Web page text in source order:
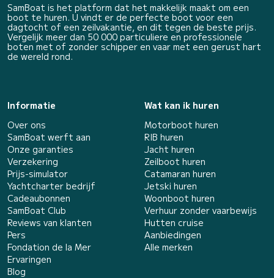
SamBoat is het platform dat het makkelijk maakt om een
boot te huren. U vindt er de perfecte boot voor een
dagtocht of een zeilvakantie, en dit tegen de beste prijs.
Vergelijk meer dan 50 000 particuliere en professionele
boten met of zonder schipper en vaar met een gerust hart
de wereld rond.
Informatie
Over ons
SamBoat werft aan
Onze garanties
Verzekering
Prijs-simulator
Yachtcharter bedrijf
Cadeaubonnen
SamBoat Club
Reviews van klanten
Pers
Fondation de la Mer
Ervaringen
Blog
Wat kan ik huren
Motorboot huren
RIB huren
Jacht huren
Zeilboot huren
Catamaran huren
Jetski huren
Woonboot huren
Verhuur zonder vaarbewijs
Hutten cruise
Aanbiedingen
Alle merken